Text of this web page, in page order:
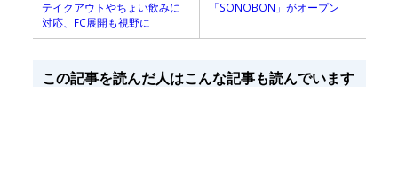
テイクアウトやちょい飲みに
対応、FC展開も視野に
「SONOBON」がオープン
この記事を読んだ人はこんな記事も読んでいます